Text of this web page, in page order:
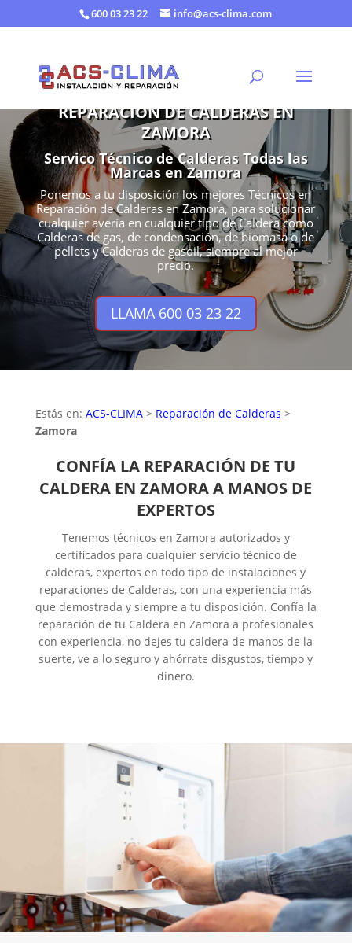
600 03 23 22 info@acs-clima.com
REPARACIÓN DE CALDERAS EN
ZAMORA
Servico Técnico de Calderas Todas las
Marcas en Zamora
Ponemos a tu disposición los mejores Técnicos en
Reparación de Calderas en Zamora, para solucionar
cualquier avería en cualquier tipo de Caldera como
Calderas de gas, de condensación, de biomasa o de
pellets y Calderas de gasoil, siempre al mejor
precio.
LLAMA 600 03 23 22
Estás en: ACS-CLIMA> Reparación de Calderas >
Zamora
CONFÍA LA REPARACIÓN DE TU
CALDERA EN ZAMORA A MANOS DE
EXPERTOS
Tenemos técnicos en Zamora autorizados y
certificados para cualquier servicio técnico de
calderas, expertos en todo tipo de instalaciones y
reparaciones de Calderas, con una experiencia más
que demostrada y siempre a tu disposición. Confía la
reparación de tu Caldera en Zamora a profesionales
con experiencia, no dejes tu caldera de manos de la
suerte, ve a lo seguro y ahórrate disgustos, tiempo y
dinero.